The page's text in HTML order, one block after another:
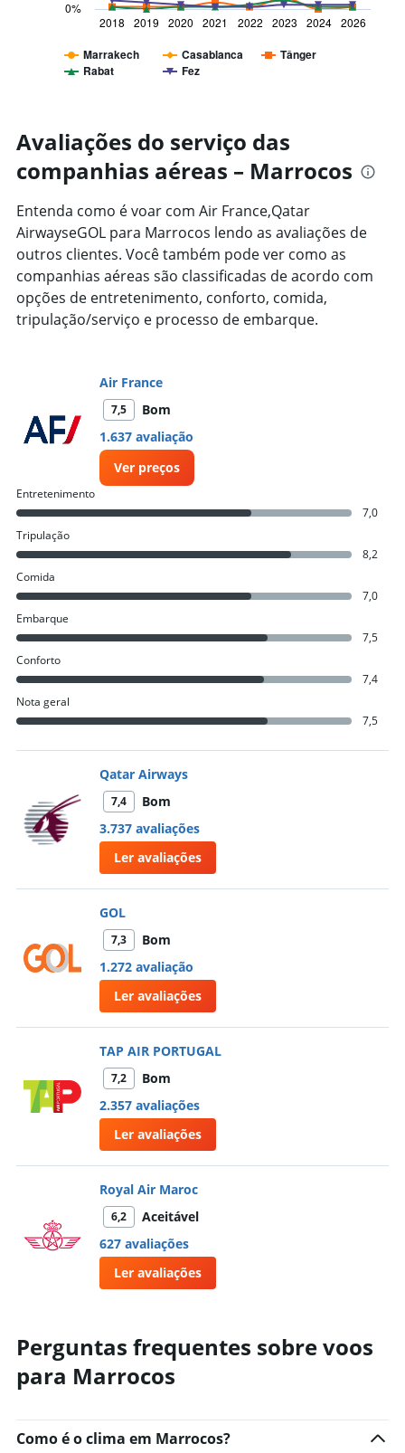
displaying
categories.
categories.
The
chart
has
Y
axis
displaying
de
popularidade.
Range:
Marrakech Casablanca
Tânger
Rabat
Fez
2018 2019 2020 2021 2022 2023 2024 2026
0%
Avaliações do serviço das
companhias aéreas – Marrocos
Entenda como é voar com Air France,Qatar
AirwayseGOL para Marrocos lendo as avaliações de
outros clientes. Você também pode ver como as
companhias aéreas são classificadas de acordo com
opções de entretenimento, conforto, comida,
tripulação/serviço e processo de embarque.
Air France
7,5
Bom
1.637 avaliação
Ver preços
Entretenimento
7,0
Tripulação
8,2
Comida
7,0
Embarque
7,5
Conforto
7,4
Nota geral
7,5
Qatar Airways
7,4
Bom
3.737 avaliações
Ler avaliações
GOL
7,3
Bom
1.272 avaliação
Ler avaliações
TAP AIR PORTUGAL
7,2
Bom
2.357 avaliações
Ler avaliações
Royal Air Maroc
6,2
Aceitável
627 avaliações
Ler avaliações
Perguntas frequentes sobre voos
para Marrocos
Como é o clima em Marrocos?